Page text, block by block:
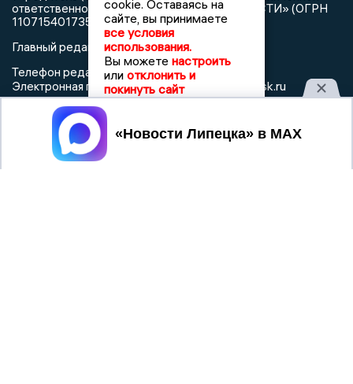
ответственностью «РЕГИОНАЛЬНЫЕ НОВОСТИ» (ОГРН
1107154017354)
Главный редактор: Герцог Е.Г.
Телефон редакции: +7 903 699 9427
Электронная почта редакции:info@newslipetsk.ru
Регистрационный номер: серия Эл № ФС77-82247 от 23
ноября 2021 г. согласно выписке из реестра
зарегистрированных средств массовой информации
выдана Федеральной службой по надзору в сфере связи,
информационных технологий и массовых коммуникаций
cookie. Оставаясь на
сайте, вы принимаете
все условия
использования.
Вы можете настроить
или отклонить и
покинуть сайт
Принять